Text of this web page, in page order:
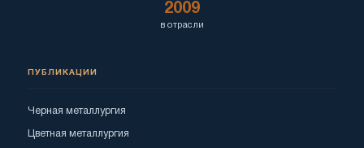
2009
в отрасли
ПУБЛИКАЦИИ
Черная металлургия
Цветная металлургия